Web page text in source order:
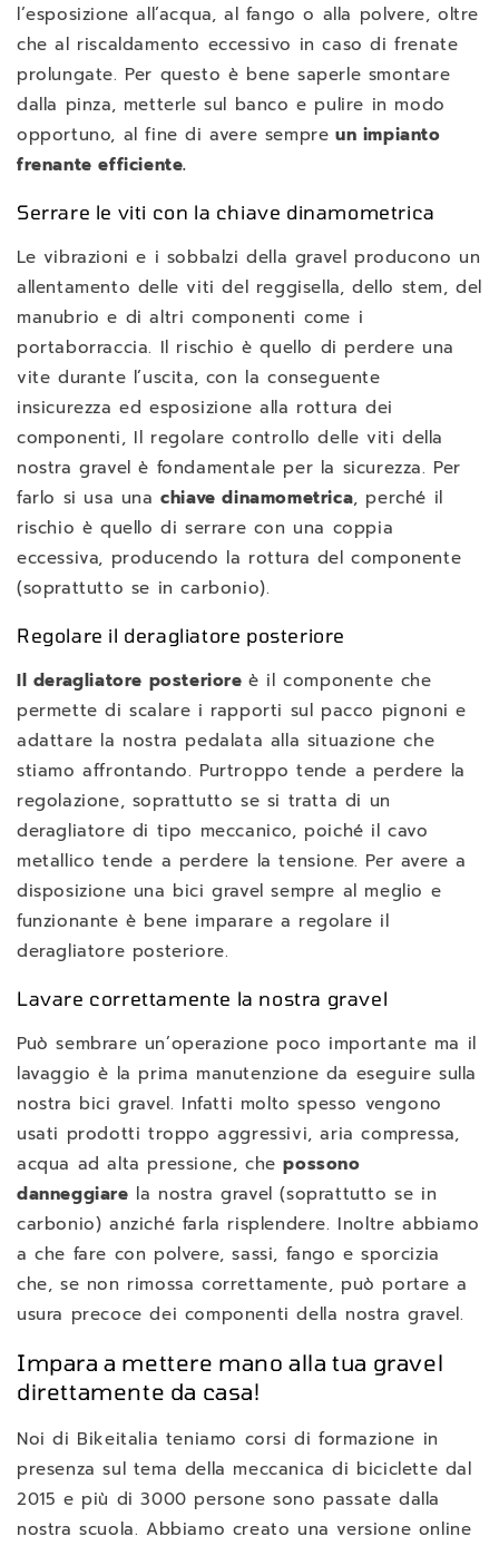
l’esposizione all’acqua, al fango o alla polvere, oltre
che al riscaldamento eccessivo in caso di frenate
prolungate. Per questo è bene saperle smontare
dalla pinza, metterle sul banco e pulire in modo
opportuno, al fine di avere sempre un impianto
frenante efficiente.
Serrare le viti con la chiave dinamometrica
Le vibrazioni e i sobbalzi della gravel producono un
allentamento delle viti del reggisella, dello stem, del
manubrio e di altri componenti come i
portaborraccia. Il rischio è quello di perdere una
vite durante l’uscita, con la conseguente
insicurezza ed esposizione alla rottura dei
componenti, Il regolare controllo delle viti della
nostra gravel è fondamentale per la sicurezza. Per
farlo si usa una chiave dinamometrica, perché il
rischio è quello di serrare con una coppia
eccessiva, producendo la rottura del componente
(soprattutto se in carbonio).
Regolare il deragliatore posteriore
Il deragliatore posteriore è il componente che
permette di scalare i rapporti sul pacco pignoni e
adattare la nostra pedalata alla situazione che
stiamo affrontando. Purtroppo tende a perdere la
regolazione, soprattutto se si tratta di un
deragliatore di tipo meccanico, poiché il cavo
metallico tende a perdere la tensione. Per avere a
disposizione una bici gravel sempre al meglio e
funzionante è bene imparare a regolare il
deragliatore posteriore.
Lavare correttamente la nostra gravel
Può sembrare un’operazione poco importante ma il
lavaggio è la prima manutenzione da eseguire sulla
nostra bici gravel. Infatti molto spesso vengono
usati prodotti troppo aggressivi, aria compressa,
acqua ad alta pressione, che possono
danneggiare la nostra gravel (soprattutto se in
carbonio) anziché farla risplendere. Inoltre abbiamo
a che fare con polvere, sassi, fango e sporcizia
che, se non rimossa correttamente, può portare a
usura precoce dei componenti della nostra gravel.
Impara a mettere mano alla tua gravel
direttamente da casa!
Noi di Bikeitalia teniamo corsi di formazione in
presenza sul tema della meccanica di biciclette dal
2015 e più di 3000 persone sono passate dalla
nostra scuola. Abbiamo creato una versione online